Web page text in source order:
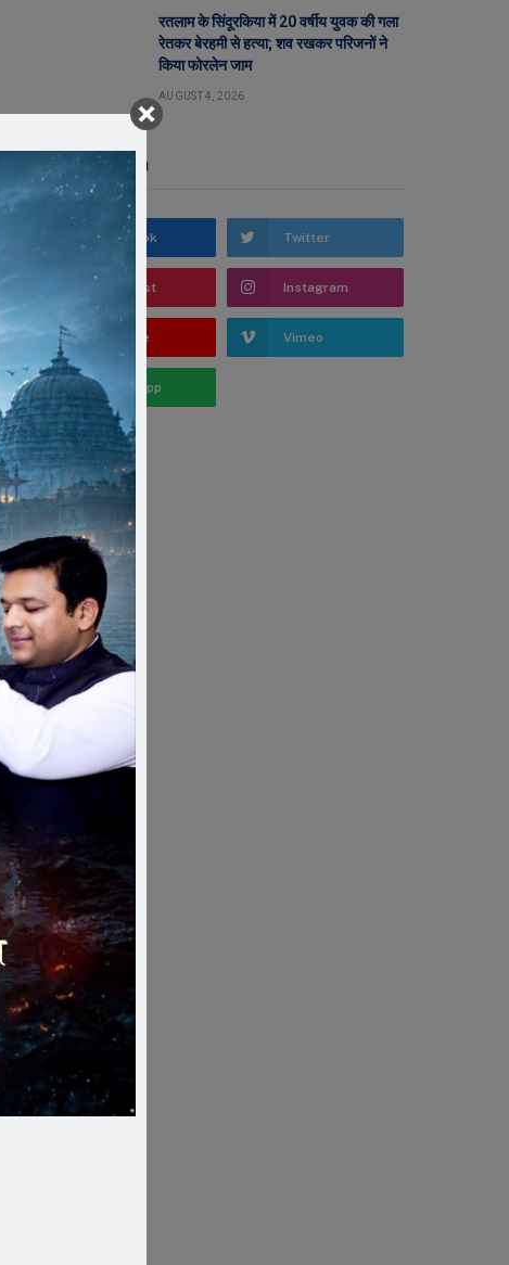
रतलाम के सिंदूरकिया में 20 वर्षीय युवक की गला
रेतकर बेरहमी से हत्या; शव रखकर परिजनों ने
किया फोरलेन जाम
AUGUST 4, 2026
Stay In Touch
Facebook Twitter
Pinterest Instagram
YouTube Vimeo
WhatsApp